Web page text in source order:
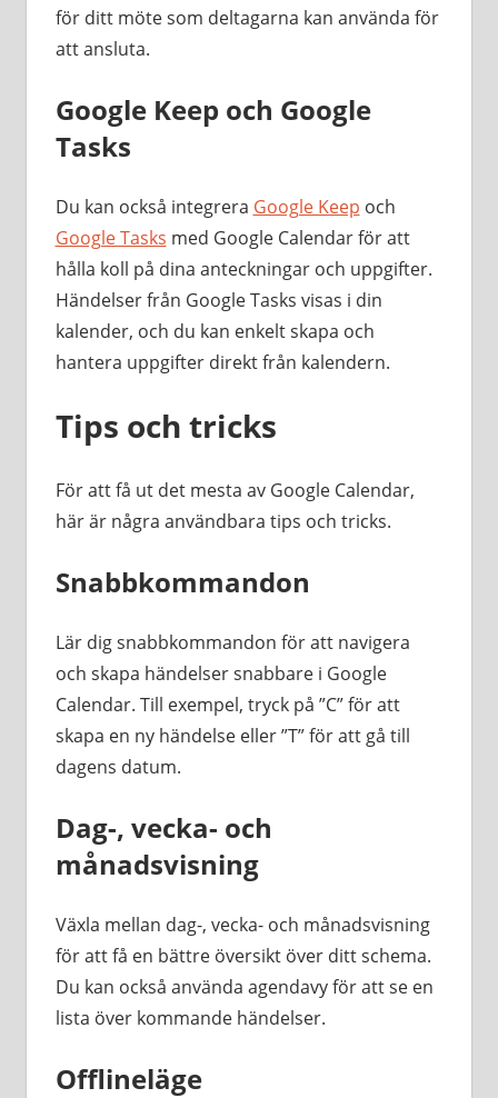
för ditt möte som deltagarna kan använda för
att ansluta.
Google Keep och Google
Tasks
Du kan också integrera Google Keep och
Google Tasks med Google Calendar för att
hålla koll på dina anteckningar och uppgifter.
Händelser från Google Tasks visas i din
kalender, och du kan enkelt skapa och
hantera uppgifter direkt från kalendern.
Tips och tricks
För att få ut det mesta av Google Calendar,
här är några användbara tips och tricks.
Snabbkommandon
Lär dig snabbkommandon för att navigera
och skapa händelser snabbare i Google
Calendar. Till exempel, tryck på ”C” för att
skapa en ny händelse eller ”T” för att gå till
dagens datum.
Dag-, vecka- och
månadsvisning
Växla mellan dag-, vecka- och månadsvisning
för att få en bättre översikt över ditt schema.
Du kan också använda agendavy för att se en
lista över kommande händelser.
Offlineläge